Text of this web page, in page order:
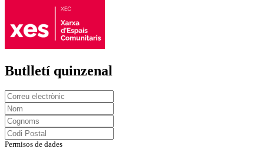
Butlletí quinzenal
Permisos de dades